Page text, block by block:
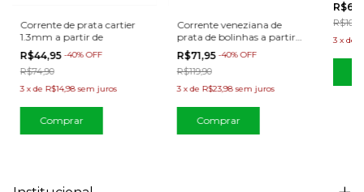
Corrente de prata cartier
1.3mm a partir de
R$44,95 -40%OFF
R$74,90
3 xde R$14,98 sem juros
Comprar
Corrente veneziana de
prata de bolinhas a partir
de
R$71,95 -40%OFF
R$119,90
3 xde R$23,98 sem juros
Comprar
3 x de